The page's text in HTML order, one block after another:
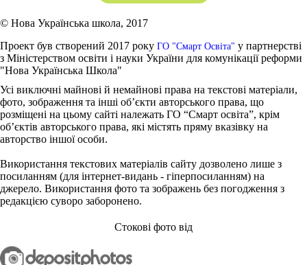
© Нова Українська школа, 2017
Проект був створений 2017 року ГО "Смарт Освіта" у партнерстві
з Міністерством освіти і науки України для комунікації реформи
"Нова Українська Школа"
Усі виключні майнові й немайнові права на текстові матеріали,
фото, зображення та інші об’єкти авторського права, що
розміщені на цьому сайті належать ГО “Смарт освіта”, крім
об’єктів авторського права, які містять пряму вказівку на
авторство іншої особи.
Використання текстових матеріалів сайту дозволено лише з
посиланням (для інтернет-видань - гіперпосиланням) на
джерело. Використання фото та зображень без погодження з
редакцією суворо заборонено.
Стокові фото від